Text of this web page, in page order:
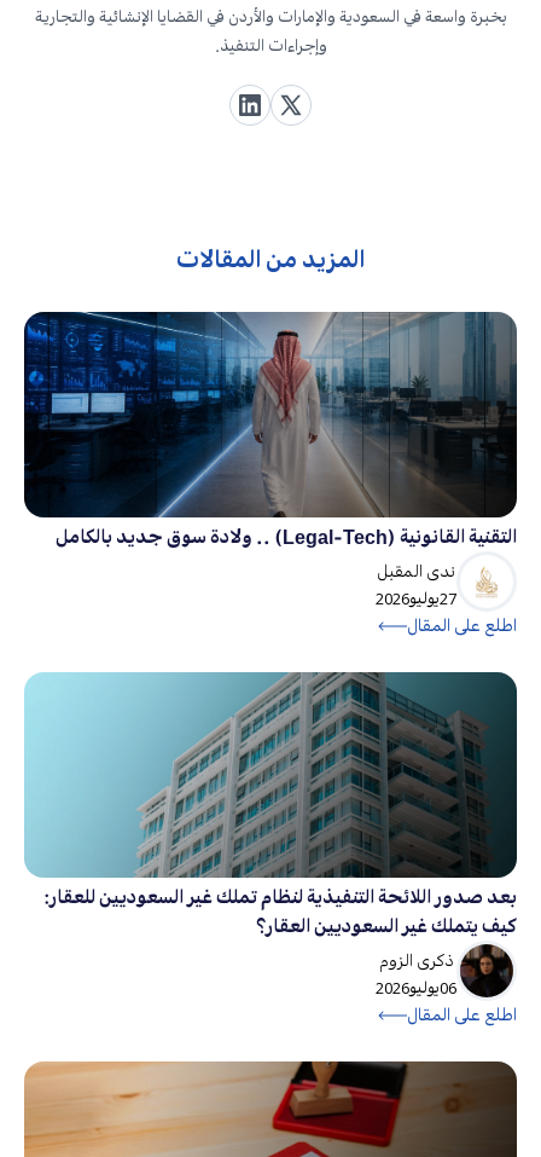
بخبرة واسعة في السعودية والإمارات والأردن في القضايا الإنشائية والتجارية
وإجراءات التنفيذ.
المزيد من المقالات
التقنية القانونية (Legal-Tech) .. ولادة سوق جديد بالكامل
ندى المقبل
2026يوليو27
اطلع على المقال
بعد صدور اللائحة التنفيذية لنظام تملك غير السعوديين للعقار:
كيف يتملك غير السعوديين العقار؟
ذكرى الزوم
2026يوليو06
اطلع على المقال